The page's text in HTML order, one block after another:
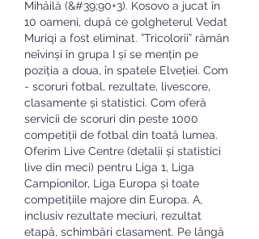
Mihăilă (&#39;90+3). Kosovo a jucat în
10 oameni, după ce golgheterul Vedat
Muriqi a fost eliminat. ”Tricolorii” rămân
neîvinși în grupa I și se mențin pe
poziția a doua, în spatele Elveției. Com
- scoruri fotbal, rezultate, livescore,
clasamente și statistici. Com oferă
servicii de scoruri din peste 1000
competiții de fotbal din toată lumea.
Oferim Live Centre (detalii și statistici
live din meci) pentru Liga 1, Liga
Campionilor, Liga Europa și toate
competițiile majore din Europa. A,
inclusiv rezultate meciuri, rezultat
etapă, schimbări clasament. Pe lângă